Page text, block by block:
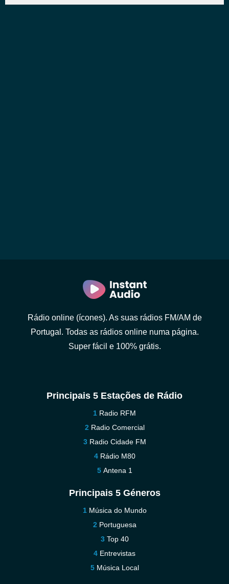
Rádio online (ícones). As suas rádios FM/AM de
Portugal. Todas as rádios online numa página.
Super fácil e 100% grátis.
Principais 5 Estações de Rádio
Radio RFM
Radio Comercial
Radio Cidade FM
Rádio M80
Antena 1
Principais 5 Géneros
Música do Mundo
Portuguesa
Top 40
Entrevistas
Música Local